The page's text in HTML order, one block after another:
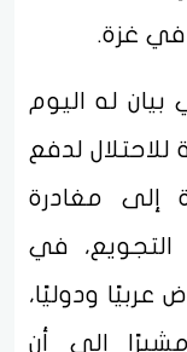
في غزة.
بيان له اليوم
للاحتلال لدفع
إلى مغادرة
في
عربيًا ودوليًا،
إلى أن